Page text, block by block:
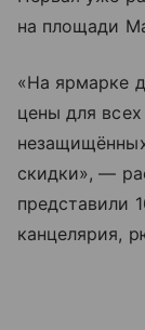
на площади
«На ярмарке
цены для
скидки», —
представили
канцелярия,